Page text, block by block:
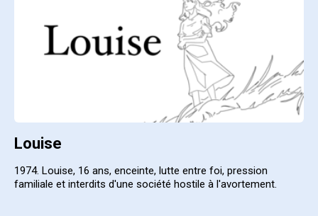
Louise
1974. Louise, 16 ans, enceinte, lutte entre foi, pression
familiale et interdits d'une société hostile à l'avortement.